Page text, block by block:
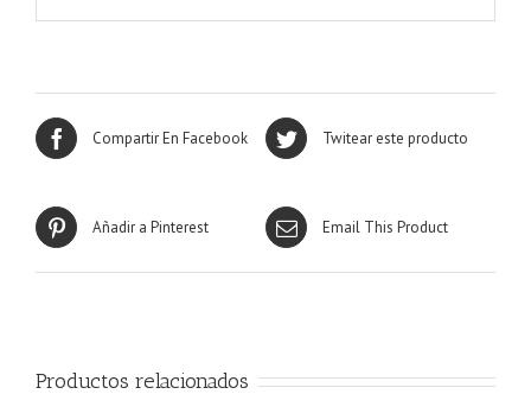
Compartir En Facebook Twitear este producto
Añadir a Pinterest Email This Product
Productos relacionados